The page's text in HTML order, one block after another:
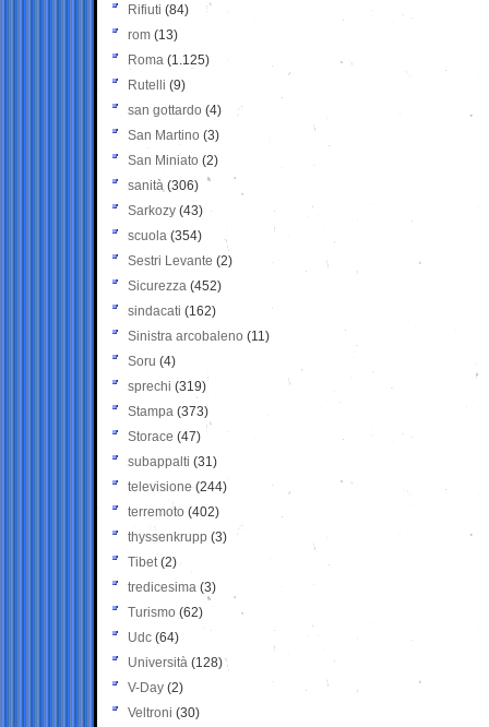
Rifiuti (84)
rom (13)
Roma (1.125)
Rutelli (9)
san gottardo (4)
San Martino (3)
San Miniato (2)
sanità (306)
Sarkozy (43)
scuola (354)
Sestri Levante (2)
Sicurezza (452)
sindacati (162)
Sinistra arcobaleno (11)
Soru (4)
sprechi (319)
Stampa (373)
Storace (47)
subappalti (31)
televisione(244)
terremoto (402)
thyssenkrupp (3)
Tibet(2)
tredicesima (3)
Turismo (62)
Udc (64)
Università (128)
V-Day (2)
Veltroni (30)